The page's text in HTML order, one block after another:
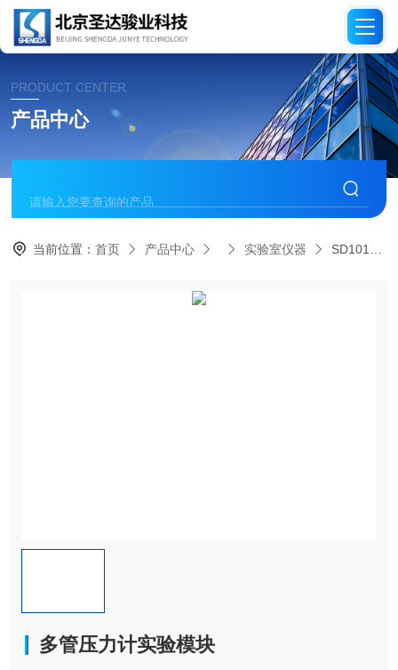
PRODUCT CENTER
产品中心
当前位置：首页 产品中心 实验室仪器 SD101多管压力计实验模块
多管压力计实验模块